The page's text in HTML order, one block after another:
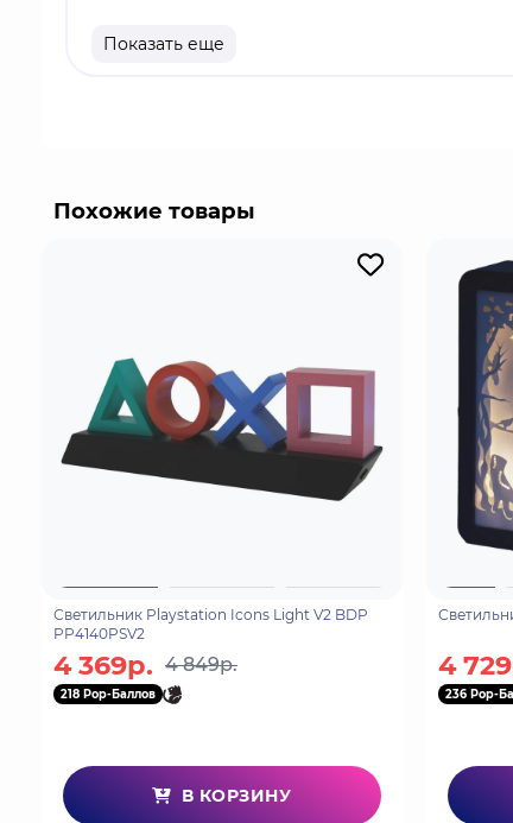
Оригинальный и официально
разумна и может общаться с хозяевами с
Показать еще
Похожие товары
Светильник Playstation Icons Light V2 BDP
PP4140PSV2
4 369р. 4 849р.
218 Pop-Баллов
В КОРЗИНУ
4
236 Pop-